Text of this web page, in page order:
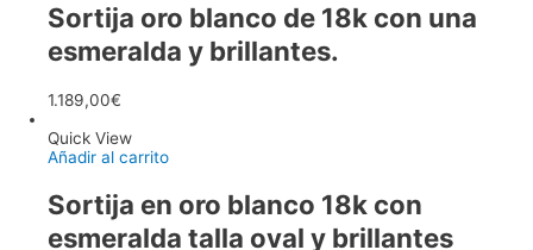
Sortija oro blanco de 18k con una
esmeralda y brillantes.
1.189,00€
Quick View
Añadir al carrito
Sortija en oro blanco 18k con
esmeralda talla oval y brillantes